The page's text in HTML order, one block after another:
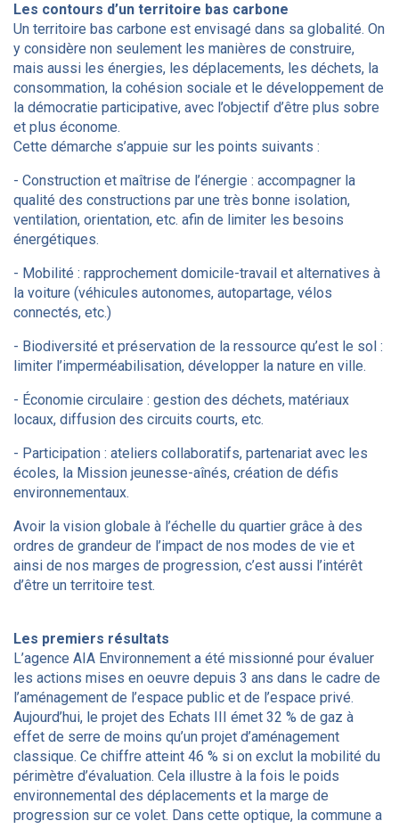
Les contours d’un territoire bas carbone
Un territoire bas carbone est envisagé dans sa globalité. On
y considère non seulement les manières de construire,
mais aussi les énergies, les déplacements, les déchets, la
consommation, la cohésion sociale et le développement de
la démocratie participative, avec l’objectif d’être plus sobre
et plus économe.
Cette démarche s’appuie sur les points suivants :
- Construction et maîtrise de l’énergie : accompagner la
qualité des constructions par une très bonne isolation,
ventilation, orientation, etc. afin de limiter les besoins
énergétiques.
- Mobilité : rapprochement domicile-travail et alternatives à
la voiture (véhicules autonomes, autopartage, vélos
connectés, etc.)
- Biodiversité et préservation de la ressource qu’est le sol :
limiter l’imperméabilisation, développer la nature en ville.
- Économie circulaire : gestion des déchets, matériaux
locaux, diffusion des circuits courts, etc.
- Participation : ateliers collaboratifs, partenariat avec les
écoles, la Mission jeunesse-aînés, création de défis
environnementaux.
Avoir la vision globale à l’échelle du quartier grâce à des
ordres de grandeur de l’impact de nos modes de vie et
ainsi de nos marges de progression, c’est aussi l’intérêt
d’être un territoire test.
Les premiers résultats
L’agence AIA Environnement a été missionné pour évaluer
les actions mises en oeuvre depuis 3 ans dans le cadre de
l’aménagement de l’espace public et de l’espace privé.
Aujourd’hui, le projet des Echats III émet 32 % de gaz à
effet de serre de moins qu’un projet d’aménagement
classique. Ce chiffre atteint 46 % si on exclut la mobilité du
périmètre d’évaluation. Cela illustre à la fois le poids
environnemental des déplacements et la marge de
progression sur ce volet. Dans cette optique, la commune a